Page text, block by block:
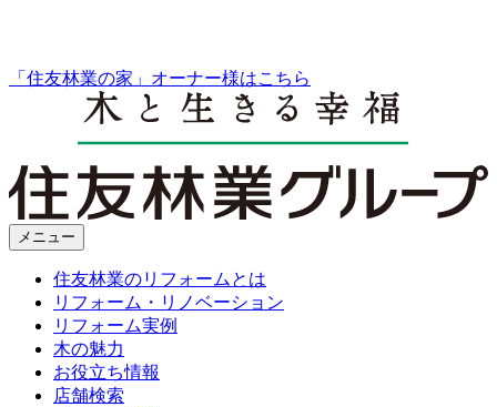
「住友林業の家」オーナー様はこちら
メニュー
住友林業のリフォームとは
リフォーム・リノベーション
リフォーム実例
木の魅力
お役立ち情報
店舗検索